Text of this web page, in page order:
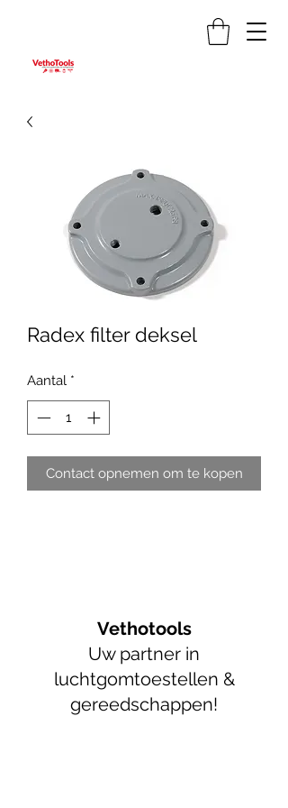
Radex filter deksel
Aantal *
Contact opnemen om te kopen
Vethotools
Uw partner in
luchtgomtoestellen &
gereedschappen!